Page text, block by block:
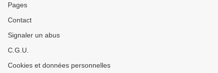
Pages
Contact
Signaler un abus
C.G.U.
Cookies et données personnelles